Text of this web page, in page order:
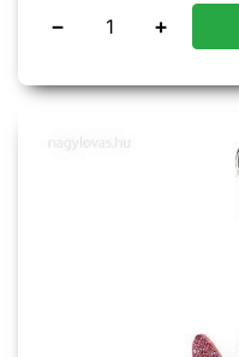
− +